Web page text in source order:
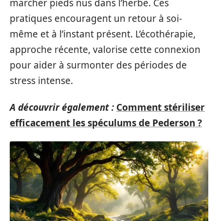
marcher pieds nus dans l’herbe. Ces
pratiques encouragent un retour à soi-
même et à l’instant présent. L’écothérapie,
approche récente, valorise cette connexion
pour aider à surmonter des périodes de
stress intense.
A découvrir également : Comment stériliser
efficacement les spéculums de Pederson ?